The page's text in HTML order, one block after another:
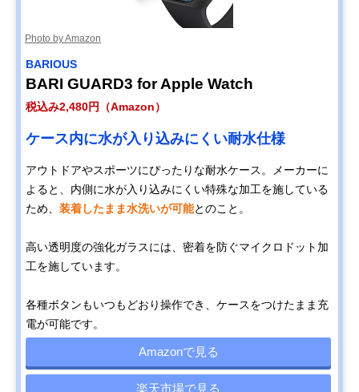
Photo by Amazon
BARIOUS
BARI GUARD3 for Apple Watch
税込み2,480円（Amazon）
ケース内に水が入り込みにくい耐水仕様
アウトドアやスポーツにぴったりな耐水ケース。メーカーに
よると、内側に水が入り込みにくい特殊な加工を施している
ため、 装着したまま水洗いが可能とのこと。
高い透明度の強化ガラスには、密着を防ぐマイクロドット加
工を施しています。
各種ボタンもいつもどおり操作でき、ケースをつけたまま充
電が可能です。
Amazonで見る
楽天市場で見る